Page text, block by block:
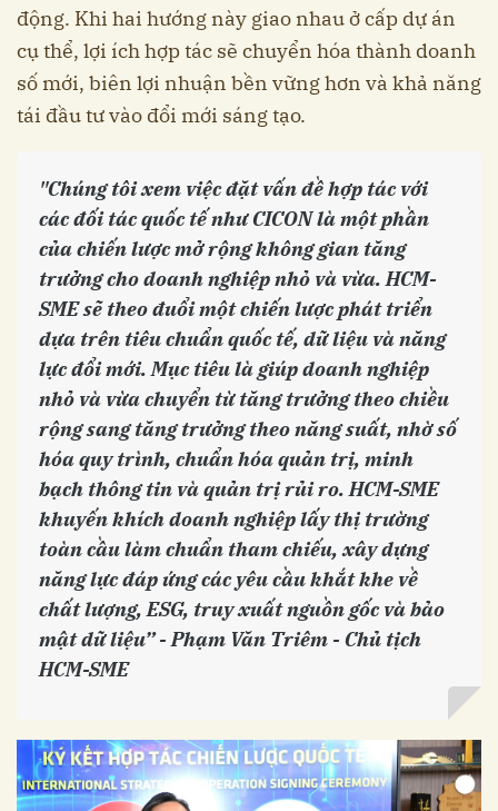
động. Khi hai hướng này giao nhau ở cấp dự án
cụ thể, lợi ích hợp tác sẽ chuyển hóa thành doanh
số mới, biên lợi nhuận bền vững hơn và khả năng
tái đầu tư vào đổi mới sáng tạo.
"Chúng tôi xem việc đặt vấn đề hợp tác với
các đối tác quốc tế như CICON là một phần
của chiến lược mở rộng không gian tăng
trưởng cho doanh nghiệp nhỏ và vừa. HCM-
SME sẽ theo đuổi một chiến lược phát triển
dựa trên tiêu chuẩn quốc tế, dữ liệu và năng
lực đổi mới. Mục tiêu là giúp doanh nghiệp
nhỏ và vừa chuyển từ tăng trưởng theo chiều
rộng sang tăng trưởng theo năng suất, nhờ số
hóa quy trình, chuẩn hóa quản trị, minh
bạch thông tin và quản trị rủi ro. HCM-SME
khuyến khích doanh nghiệp lấy thị trường
toàn cầu làm chuẩn tham chiếu, xây dựng
năng lực đáp ứng các yêu cầu khắt khe về
chất lượng, ESG, truy xuất nguồn gốc và bảo
mật dữ liệu” -Phạm Văn Triêm - Chủ tịch
HCM-SME